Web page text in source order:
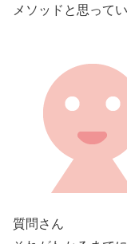
メソッドと思って
質問さん